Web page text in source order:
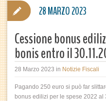
Cessione bonus
bonis entro il
28 Marzo 2023 in Notizie Fiscali
Pagando 250 euro si può far
bonus edilizi per le spese 2022 al
28 MARZO 2023